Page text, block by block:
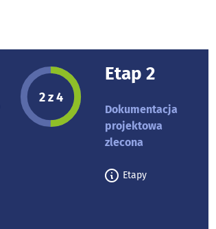
Etap projektu:
2 z 4
Etap 2
Dokumentacja
projektowa
zlecona
Etapy